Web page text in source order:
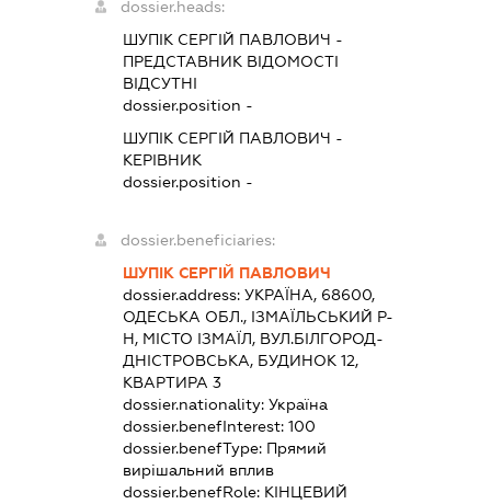
dossier.heads:
ШУПІК СЕРГІЙ ПАВЛОВИЧ -
ПРЕДСТАВНИК ВІДОМОСТІ
ВІДСУТНІ
dossier.position -
ШУПІК СЕРГІЙ ПАВЛОВИЧ -
КЕРІВНИК
dossier.position -
dossier.beneficiaries:
ШУПІК СЕРГІЙ ПАВЛОВИЧ
dossier.address:УКРАЇНА, 68600,
ОДЕСЬКА ОБЛ., ІЗМАЇЛЬСЬКИЙ Р-
Н, МІСТО ІЗМАЇЛ, ВУЛ.БІЛГОРОД-
ДНІСТРОВСЬКА, БУДИНОК 12,
КВАРТИРА 3
dossier.nationality:Україна
dossier.benefInterest:100
dossier.benefType: Прямий
вирішальний вплив
dossier.benefRole: КІНЦЕВИЙ